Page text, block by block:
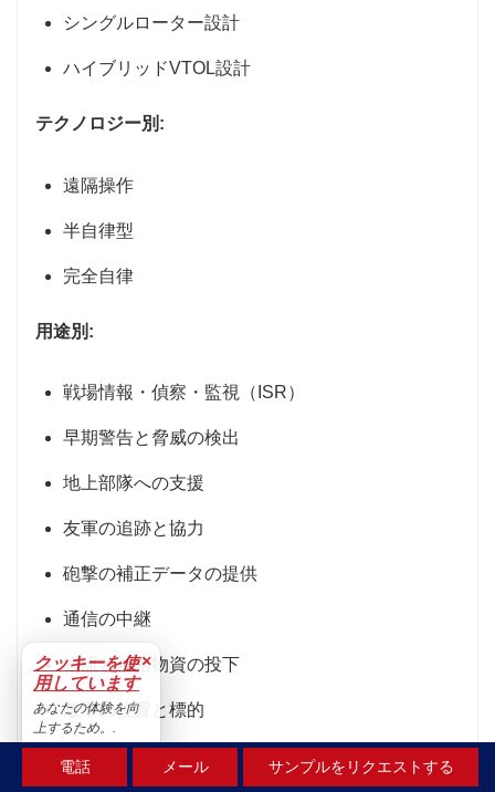
シングルローター設計
ハイブリッドVTOL設計
テクノロジー別:
遠隔操作
半自律型
完全自律
用途別:
戦場情報・偵察・監視（ISR）
早期警告と脅威の検出
地上部隊への支援
友軍の追跡と協力
砲撃の補正データの提供
通信の中継
物流と補給物資の投下
敵軍の位置と標的
緊急対応と捜索救助
電話 メール サンプルをリクエストする
クッキーを使
用しています
×
あなたの体験を向
上するため。.
受け入れる